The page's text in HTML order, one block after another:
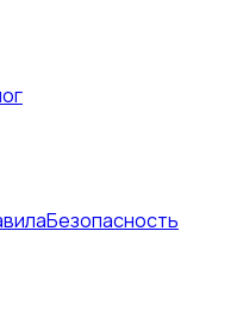
Безопасность